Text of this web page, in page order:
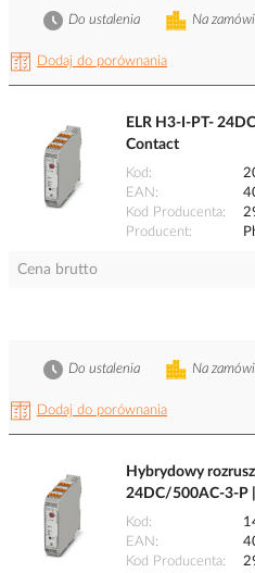
Dodaj do porównania
Na
Do ustalenia
ELR H3-I-PT-
Contact
Kod
EAN
Kod Producenta
Producent
Cena brutto
Dodaj do porównania
Na
Do ustalenia
Hybrydowy
24DC/500AC-3-P
Kod
EAN
Kod Producenta